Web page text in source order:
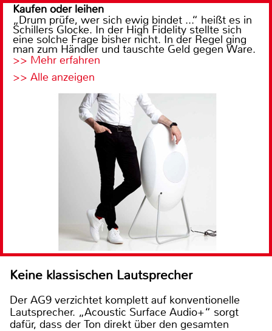
Kaufen oder leihen
„Drum prüfe, wer sich ewig bindet ...“ heißt es in
Schillers Glocke. In der High Fidelity stellte sich
eine solche Frage bisher nicht. In der Regel ging
man zum Händler und tauschte Geld gegen Ware.
>> Mehr erfahren
>> Alle anzeigen
Keine klassischen Lautsprecher
Der AG9 verzichtet komplett auf konventionelle
Lautsprecher. „Acoustic Surface Audio+“ sorgt
dafür, dass der Ton direkt über den gesamten